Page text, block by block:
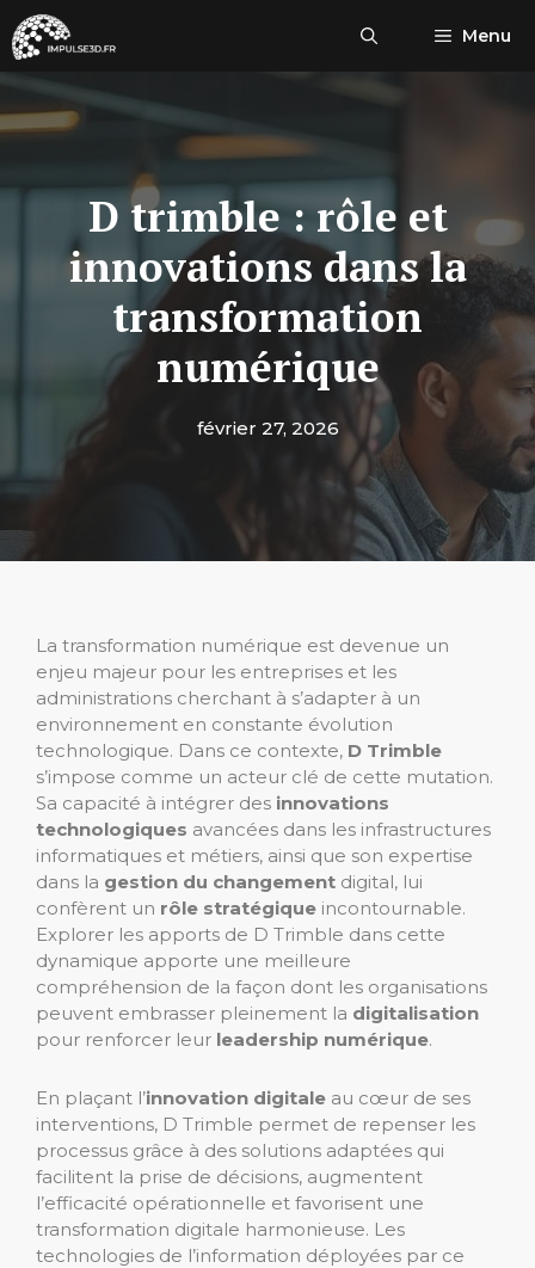
Aller
au
contenu
Menu
D trimble : rôle et
innovations dans la
transformation
numérique
février 27, 2026
La transformation numérique est devenue un
enjeu majeur pour les entreprises et les
administrations cherchant à s’adapter à un
environnement en constante évolution
technologique. Dans ce contexte, D Trimble
s’impose comme un acteur clé de cette mutation.
Sa capacité à intégrer des innovations
technologiques avancées dans les infrastructures
informatiques et métiers, ainsi que son expertise
dans la gestion du changement digital, lui
confèrent un rôle stratégique incontournable.
Explorer les apports de D Trimble dans cette
dynamique apporte une meilleure
compréhension de la façon dont les organisations
peuvent embrasser pleinement la digitalisation
pour renforcer leur leadership numérique.
En plaçant l’innovation digitale au cœur de ses
interventions, D Trimble permet de repenser les
processus grâce à des solutions adaptées qui
facilitent la prise de décisions, augmentent
l’efficacité opérationnelle et favorisent une
transformation digitale harmonieuse. Les
technologies de l’information déployées par ce